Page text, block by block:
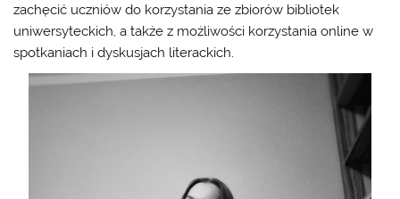
zachęcić uczniów do korzystania ze zbiorów bibliotek
uniwersyteckich, a także z możliwości korzystania online w
spotkaniach i dyskusjach literackich.